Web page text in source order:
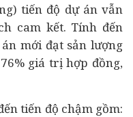
tiến độ dự án vẫn
cam kết. Tính đến
mới đạt sản lượng
giá trị hợp đồng,
tiến độ chậm gồm: